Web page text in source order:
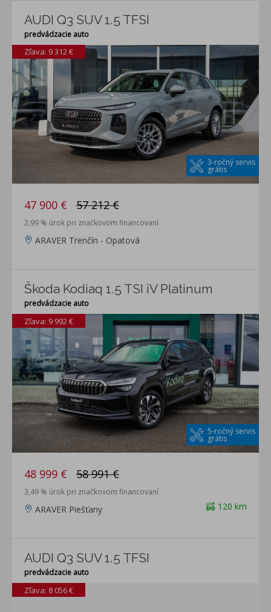
AUDI Q3 SUV 1.5 TFSI
predvádzacie auto
3-ročný servis
grátis
Zľava: 9 312 €
47 900 € 57 212 €
2,99 % úrok pri značkovom financovaní
ARAVER Trenčín - Opatová
Škoda Kodiaq 1.5 TSI iV Platinum
predvádzacie auto
5-ročný servis
grátis
Zľava: 9 992 €
48 999 € 58 991 €
3,49 % úrok pri značkovom financovaní
120 km
ARAVER Piešťany
AUDI Q3 SUV 1.5 TFSI
predvádzacie auto
Zľava: 8 056 €